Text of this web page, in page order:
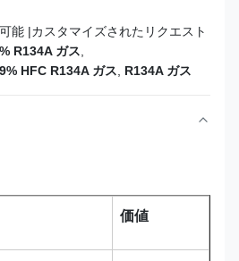
能 |カスタマイズされたリクエスト
R134A ガス
HFC R134A ガス
R134A ガス
価値